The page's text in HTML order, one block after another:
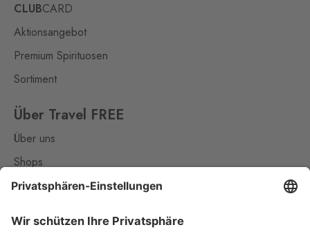
CLUBCARD
Aktionsangebot
Premium Spirituosen
Sortiment
Über Travel FREE
Über uns
Shops
Kontakt
Nützliches